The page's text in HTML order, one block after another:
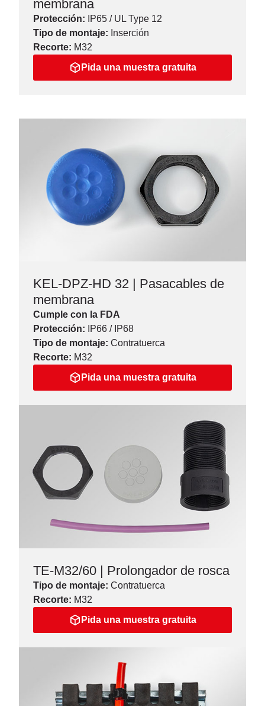
membrana
Protección:
IP65 / UL Type 12
Tipo de montaje: Inserción
Recorte: M32
Pida una muestra gratuita
KEL-DPZ-HD 32 | Pasacables de
membrana
Cumple con la FDA
Protección:
IP66 / IP68
Tipo de montaje: Contratuerca
Recorte: M32
Pida una muestra gratuita
TE-M32/60 | Prolongador de rosca
Tipo de montaje: Contratuerca
Recorte: M32
Pida una muestra gratuita